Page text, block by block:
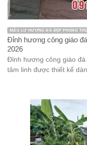
MẪU LƯ HƯƠNG ĐÁ ĐẸP PHONG
Đỉnh hương công giáo
2026
Đỉnh hương công giáo
tâm linh được thiết kế